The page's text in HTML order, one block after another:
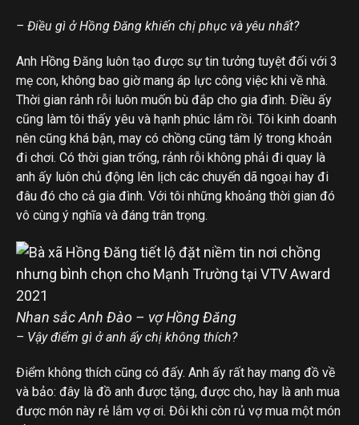
– Điều gì ở Hồng Đăng khiến chị phục và yêu nhất?
Anh Hồng Đăng luôn tạo được sự tin tưởng tuyệt đối với 3
mẹ con, không bao giờ mang áp lực công việc khi về nhà.
Thời gian rảnh rỗi luôn muốn bù đắp cho gia đình. Điều ấy
cũng làm tôi thấy yêu và hạnh phúc lắm rồi. Tôi kinh doanh
nên cũng khá bận, may có chồng cũng tâm lý trong khoản
đi chơi. Có thời gian trống, rảnh rỗi không phải đi quay là
anh ấy luôn chủ động lên lịch các chuyến dã ngoại hay đi
đâu đó cho cả gia đình. Với tôi những khoảng thời gian đó
vô cùng ý nghĩa và đáng trân trọng.
Nhan sắc Anh Đào – vợ Hồng Đăng
– Vậy điểm gì ở anh ấy chị không thích?
Điểm không thích cũng có đấy. Anh ấy rất hay mang đồ về
và bảo: đây là đồ anh được tặng, được cho, hay là anh mua
được món này rẻ lắm vợ ơi. Đôi khi còn rủ vợ mua một món